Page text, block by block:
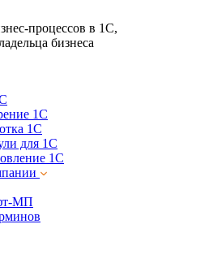
процессов в 1С,
бизнеса
1С
1С
для 1С
1С
МП